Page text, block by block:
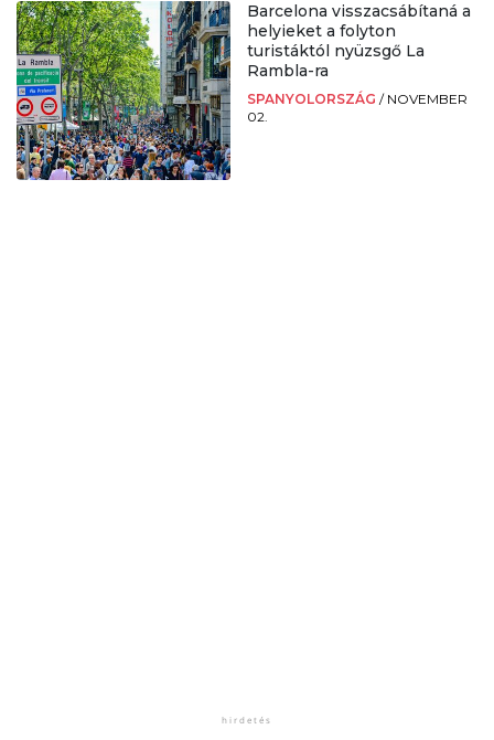
Barcelona visszacsábítaná a
helyieket a folyton
turistáktól nyüzsgő La
Rambla-ra
SPANYOLORSZÁG / NOVEMBER
02.